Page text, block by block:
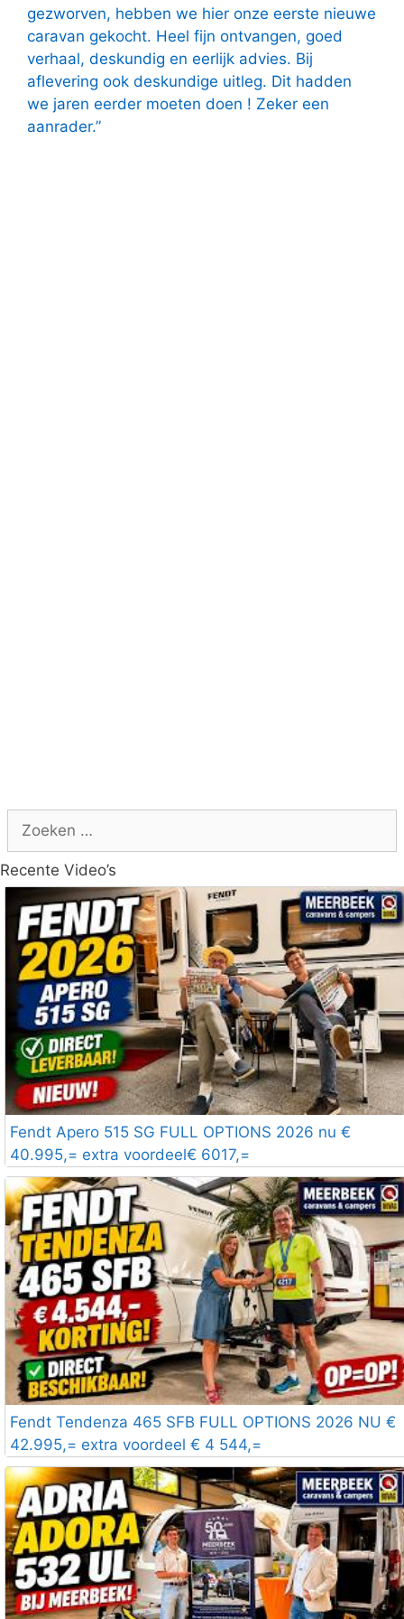
gezworven, hebben we hier onze eerste nieuwe
caravan gekocht. Heel fijn ontvangen, goed
verhaal, deskundig en eerlijk advies. Bij
aflevering ook deskundige uitleg. Dit hadden
we jaren eerder moeten doen ! Zeker een
aanrader.”
naar:
Recente Video’s
Fendt Apero 515 SG FULL OPTIONS 2026 nu €
40.995,= extra voordeel€ 6017,=
Fendt Tendenza 465 SFB FULL OPTIONS 2026 NU €
42.995,= extra voordeel € 4 544,=